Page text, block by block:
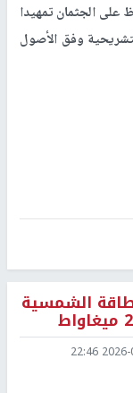
على الجثمان تمهيدا
وفق الأصول
الشمسية
2026-